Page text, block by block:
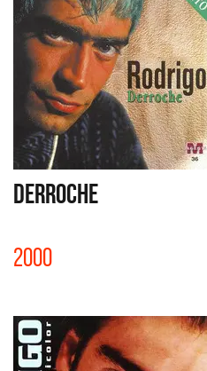
DERROCHE
2000